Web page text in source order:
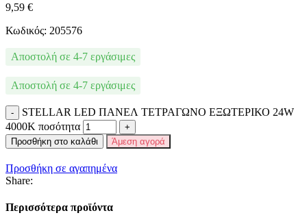
9,59 €
Κωδικός: 205576
Αποστολή σε 4-7 εργάσιμες
Αποστολή σε 4-7 εργάσιμες
STELLAR LED ΠΑΝΕΛ ΤΕΤΡΑΓΩΝΟ ΕΞΩΤΕΡΙΚΟ 24W
4000K ποσότητα
Προσθήκη στο καλάθι Άμεση αγορά
Προσθήκη σε αγαπημένα
Share:
Περισσότερα προϊόντα